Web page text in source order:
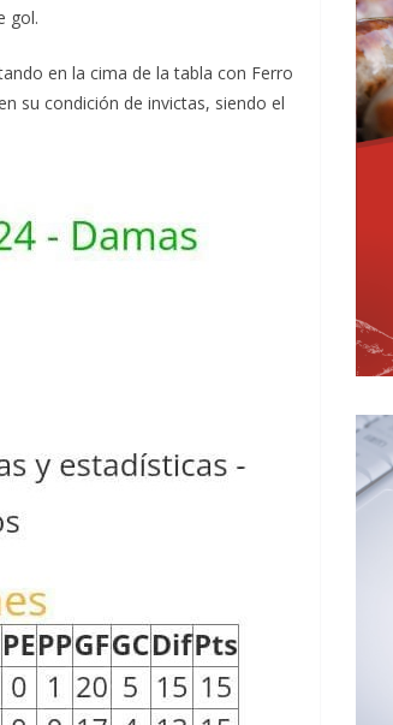
gol.
en la cima de la tabla con Ferro
su condición de invictas, siendo el